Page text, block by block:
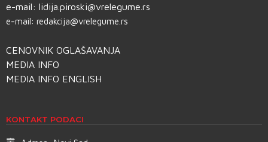
e-mail: lidija.piroski@vrelegume.rs
e-mail: redakcija@vrelegume.rs
CENOVNIK OGLAŠAVANJA
MEDIA INFO
MEDIA INFO ENGLISH
KONTAKT PODACI